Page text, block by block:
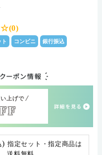
コンビニ 銀行振込
上げで
) 指定セット・指定商品は